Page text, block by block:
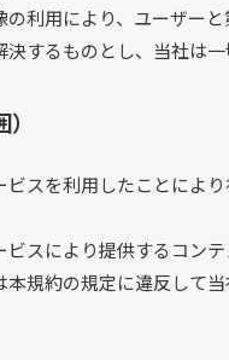
の利用により、ユーザー
するものとし、当社は
ビスを利用したことによ
スにより提供するコン
本規約の規定に違反して